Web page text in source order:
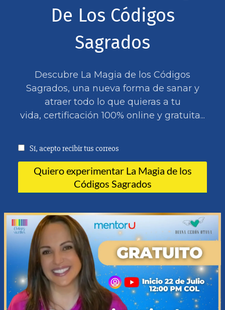
De Los Códigos
Sagrados
Descubre La Magia de los Códigos
Sagrados, una nueva forma de sanar y
atraer todo lo que quieras a tu
vida, certificación 100% online y gratuita...